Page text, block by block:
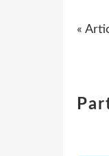
«